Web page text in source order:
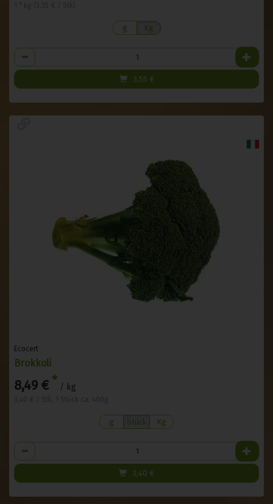
g Kg
Anzahl
3,55 €
Ecocert
Brokkoli
8,49 € * / kg
g Stück Kg
Anzahl
3,40 €